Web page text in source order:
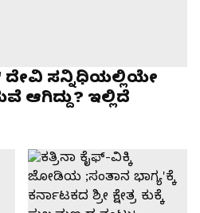
ದೇವಿ ಸನ್ನಿಧಿಯಲ್ಲಿಯೇ
ಆಗಿದ್ದು? ಇಲ್ಲಿದೆ